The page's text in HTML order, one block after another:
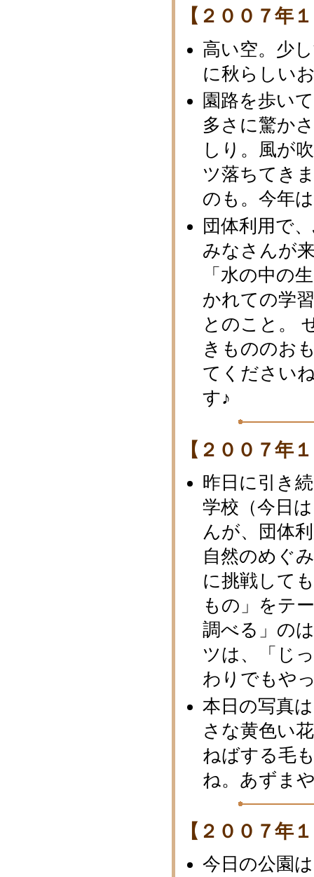
【２００７年
高い空。少
に秋らしい
園路を歩い
多さに驚か
しり。風が
ツ落ちてき
のも。今年
団体利用で
みなさんが
「水の中の
かれての学
とのこと。
きもののお
てください
す♪
【２００７年
昨日に引き
学校（今日
んが、団体
自然のめぐ
に挑戦して
もの」をテ
調べる」の
ツは、「じ
わりでもや
本日の写真
さな黄色い
ねばする毛
ね。あずま
【２００７年
今日の公園